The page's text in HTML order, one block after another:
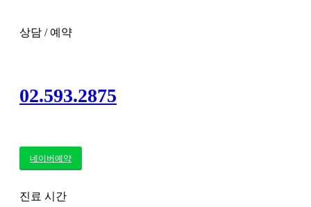
상담 / 예약
02.593.2875
네이버예약
진료 시간